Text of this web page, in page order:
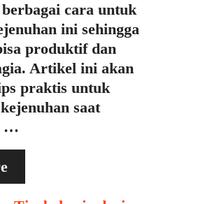
cara untuk
ini sehingga
produktif dan
Artikel ini akan
praktis untuk
saat
…
Cara
Mengurangi